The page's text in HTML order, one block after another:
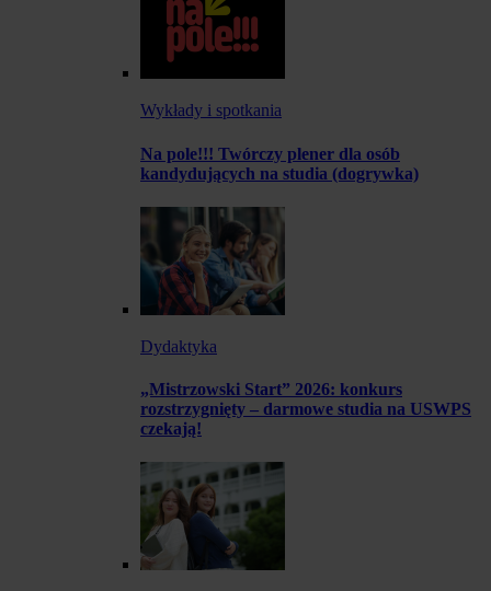
Wykłady i spotkania
Na pole!!! Twórczy plener dla osób
kandydujących na studia (dogrywka)
Dydaktyka
„Mistrzowski Start” 2026: konkurs
rozstrzygnięty – darmowe studia na USWPS
czekają!